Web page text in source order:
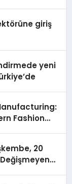
giriş
yeni
Fashion
20